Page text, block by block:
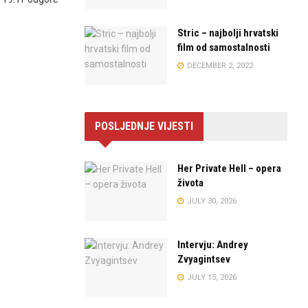
Stric – najbolji hrvatski
film od samostalnosti
DECEMBER 2, 2022
POSLJEDNJE VIJESTI
Her Private Hell – opera
života
JULY 30, 2026
Intervju: Andrey
Zvyagintsev
JULY 15, 2026